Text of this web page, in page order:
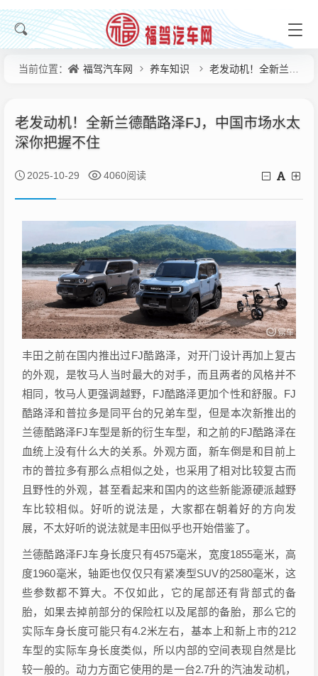
当前位置： 福驾汽车网 养车知识 老发动机！全新兰德酷路泽FJ，中国市场水太深你把握不住
老发动机！全新兰德酷路泽FJ，中国市场水太
深你把握不住
2025-10-29 4060阅读
丰田之前在国内推出过FJ酷路泽，对开门设计再加上复古
的外观，是牧马人当时最大的对手，而且两者的风格并不
相同，牧马人更强调越野，FJ酷路泽更加个性和舒服。FJ
酷路泽和普拉多是同平台的兄弟车型，但是本次新推出的
兰德酷路泽FJ车型是新的衍生车型，和之前的FJ酷路泽在
血统上没有什么大的关系。外观方面，新车倒是和目前上
市的普拉多有那么点相似之处，也采用了相对比较复古而
且野性的外观，甚至看起来和国内的这些新能源硬派越野
车比较相似。好听的说法是，大家都在朝着好的方向发
展，不太好听的说法就是丰田似乎也开始借鉴了。
兰德酷路泽FJ车身长度只有4575毫米，宽度1855毫米，高
度1960毫米，轴距也仅仅只有紧凑型SUV的2580毫米，这
些参数都不算大。不仅如此，它的尾部还有背部式的备
胎，如果去掉前部分的保险杠以及尾部的备胎，那么它的
实际车身长度可能只有4.2米左右，基本上和新上市的212
车型的实际车身长度类似，所以内部的空间表现自然是比
较一般的。动力方面它使用的是一台2.7升的汽油发动机，